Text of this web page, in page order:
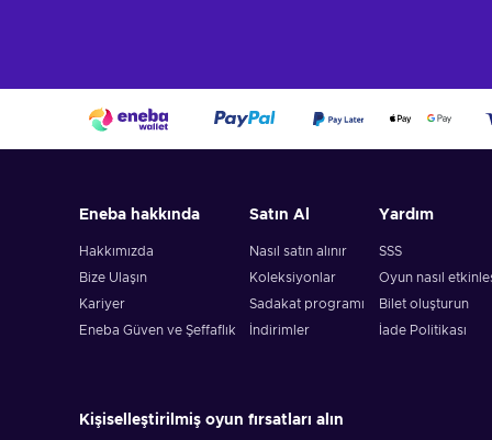
Eneba hakkında
Hakkımızda
Bize Ulaşın
Kariyer
Eneba Güven ve Şeffaflık
Satın Al
Nasıl satın alınır
Koleksiyonlar
Sadakat programı
İndirimler
Yardım
SSS
Oyun nasıl
Bilet oluşturun
İade Politikası
Kişiselleştirilmiş oyun fırsatları alın